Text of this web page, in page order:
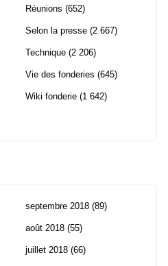
Réunions (652)
Selon la presse (2 667)
Technique (2 206)
Vie des fonderies (645)
Wiki fonderie (1 642)
septembre 2018 (89)
août 2018 (55)
juillet 2018 (66)